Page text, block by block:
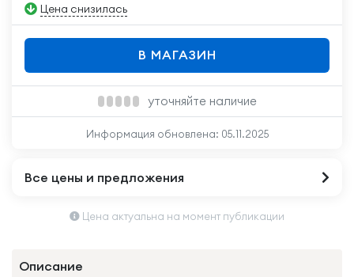
Цена снизилась
В МАГАЗИН
уточняйте наличие
Информация обновлена: 05.11.2025
Все цены и предложения
Цена актуальна на момент публикации
Описание